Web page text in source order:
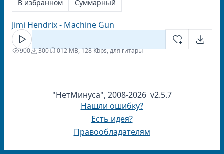
В избранном
Суммарный
Jimi Hendrix - Machine Gun
900 300 012 MB, 128 Kbps, для гитары
"НетМинуса", 2008-2026 v2.5.7
Нашли ошибку?
Есть идея?
Правообладателям